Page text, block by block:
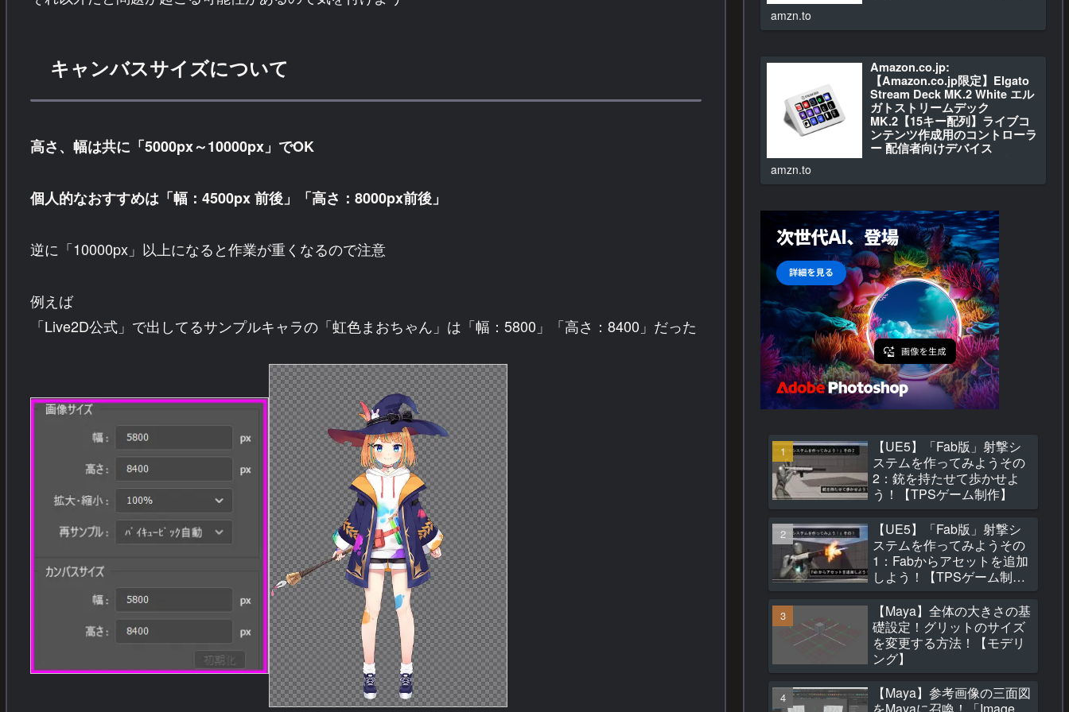
キャンバスサイズについて
高さ、幅は共に「5000px～10000px」でOK
個人的なおすすめは「幅：4500px 前後」「高さ：8000px前後」
逆に「10000px」以上になると作業が重くなるので注意
例えば
「Live2D公式」で出してるサンプルキャラの「虹色まおちゃん」は「幅：5800」「高さ：8400」だった
amzn.to
Amazon.co.jp:
【Amazon.co.jp限定】Elgato
Stream Deck MK.2 White エル
ガトストリームデック
MK.2【15キー配列】ライブコ
ンテンツ作成用のコントローラ
ー 配信者向けデバイス
機器
amzn.to
【UE5】「Fab版」射撃シ
ステムを作ってみようその
2：銃を持たせて歩かせよ
う！【TPSゲーム制作】
【UE5】「Fab版」射撃シ
ステムを作ってみようその
1：Fabからアセットを追加
しよう！【TPSゲーム制
作】
【Maya】全体の大きさの基
礎設定！グリットのサイズ
を変更する方法！【モデリ
ング】
【Maya】参考画像の三面図